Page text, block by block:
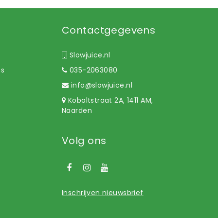
Contactgegevens
Slowjuice.nl
035-2063080
info@slowjuice.nl
Kobaltstraat 2A, 1411 AM,
Naarden
Volg ons
Inschrijven nieuwsbrief